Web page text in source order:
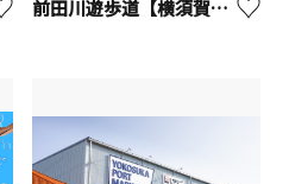
前田川遊歩道【横須賀市】